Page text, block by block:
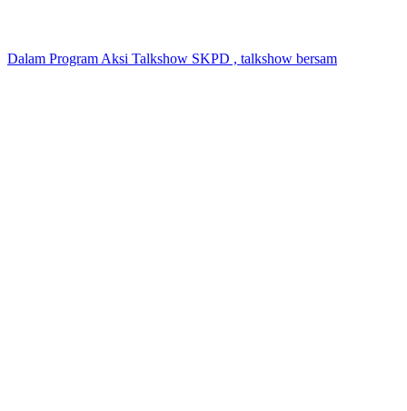
Dalam Program Aksi Talkshow SKPD , talkshow bersam